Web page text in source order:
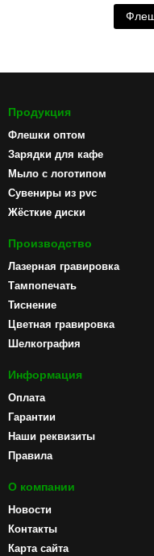
Продукция
Флешки оптом
Зарядки для кафе
Мыло с логотипом
Сувениры из pvc
Жёсткие диски
Производство
Лазерная гравировка
Тампопечать
Тиснение
Цветная гравировка
Шелкография
Информация
Оплата
Гарантии
Наши реквизиты
Правила
О компании
Новости
Контакты
Карта сайта